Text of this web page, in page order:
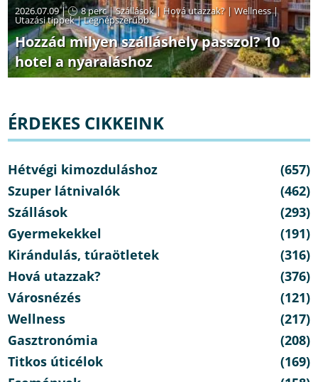
2026.07.09 | 8 perc|Szállások| Hová utazzak? |Wellness|
Utazási tippek|Legnépszerűbb
Hozzád milyen szálláshely passzol? 10
hotel a nyaraláshoz
ÉRDEKES CIKKEINK
Hétvégi kimozduláshoz
(657)
Szuper látnivalók
(462)
Szállások
(293)
Gyermekekkel
(191)
Kirándulás, túraötletek
(316)
Hová utazzak?
(376)
Városnézés
(121)
Wellness
(217)
Gasztronómia
(208)
Titkos úticélok
(169)